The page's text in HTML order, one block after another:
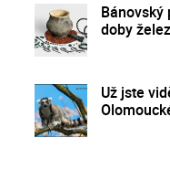
Bánovský
doby
Už jste